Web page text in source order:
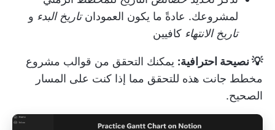
لمشروعك. عادةً ما يكون العمودانتاريخ البدء و
تاريخ الانتهاء كافيين
💡 نصيحة احترافية: يمكنك التحقق من قوالب مشروع
مخطط جانت هذه للتحقق مما إذا كنت على المسار
الصحيح.